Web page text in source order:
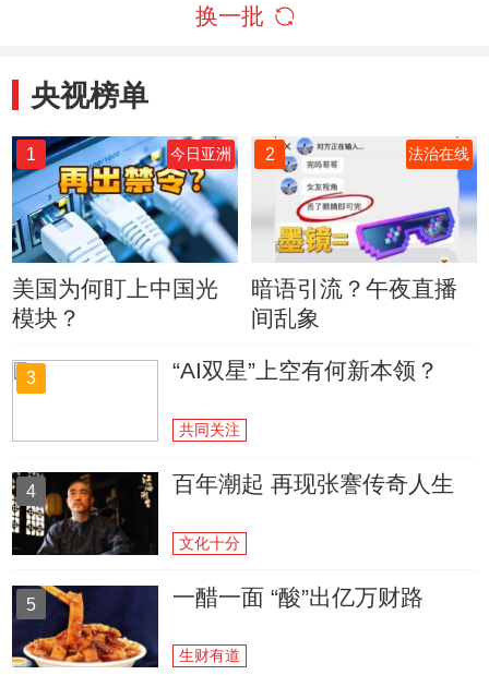
换一批
央视榜单
1 今日亚洲
美国为何盯上中国光
模块？
2 法治在线
暗语引流？午夜直播
间乱象
3 “AI双星”上空有何新本领？
共同关注
4 百年潮起 再现张謇传奇人生
文化十分
5 一醋一面 “酸”出亿万财路
生财有道